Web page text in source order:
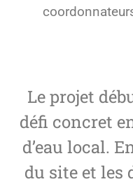
Le projet
défi concret
d’eau local.
du site et les